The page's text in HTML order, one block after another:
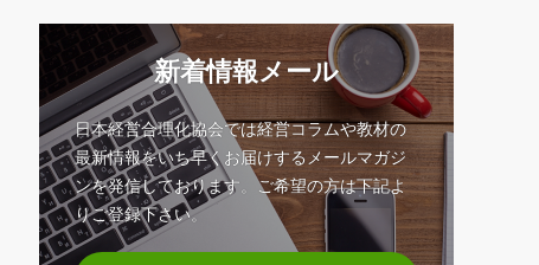
新着情報メール
日本経営合理化協会では経営コラムや教材の
最新情報をいち早くお届けするメールマガジ
ンを発信しております。ご希望の方は下記よ
りご登録下さい。